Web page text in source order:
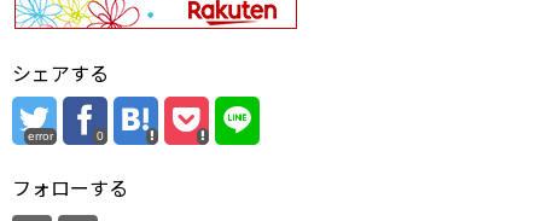
シェアする
error 0
フォローする